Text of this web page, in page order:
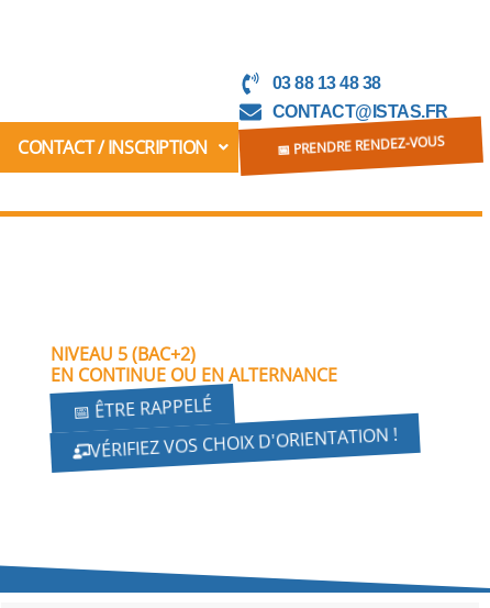
CONTACT / INSCRIPTION
03 88 13 48 38
CONTACT@ISTAS.FR
📅 PRENDRE RENDEZ-VOUS
NIVEAU 5 (BAC+2)
EN CONTINUE OU EN ALTERNANCE
📅 ÊTRE RAPPELÉ
VÉRIFIEZ VOS CHOIX D'ORIENTATION !